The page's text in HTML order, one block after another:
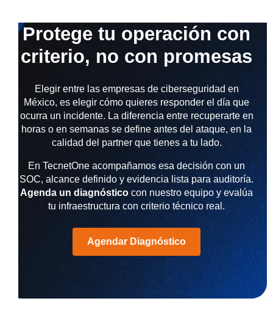
Protege tu operación con
criterio, no con promesas
Elegir entre las empresas de ciberseguridad en
México, es elegir cómo quieres responder el día que
ocurra un incidente. La diferencia entre recuperarte en
horas o en semanas se define antes del ataque, en la
calidad del partner que tienes a tu lado.
En TecnetOne acompañamos esa decisión con un
SOC, alcance definido y evidencia lista para auditoría.
Agenda un diagnóstico con nuestro equipo y evalúa
tu infraestructura con criterio técnico real.
Agendar Diagnóstico